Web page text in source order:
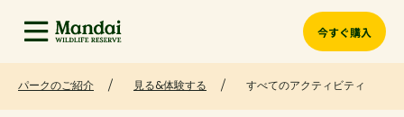
今すぐ購入
パークのご紹介 見る&体験する すべてのアクティビティ